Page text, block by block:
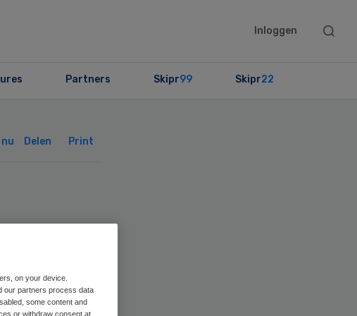
Inloggen
Search
Partners Skipr99 Skipr22
nu Delen Print
on your device.
our partners process data
some content and
or withdraw consent at